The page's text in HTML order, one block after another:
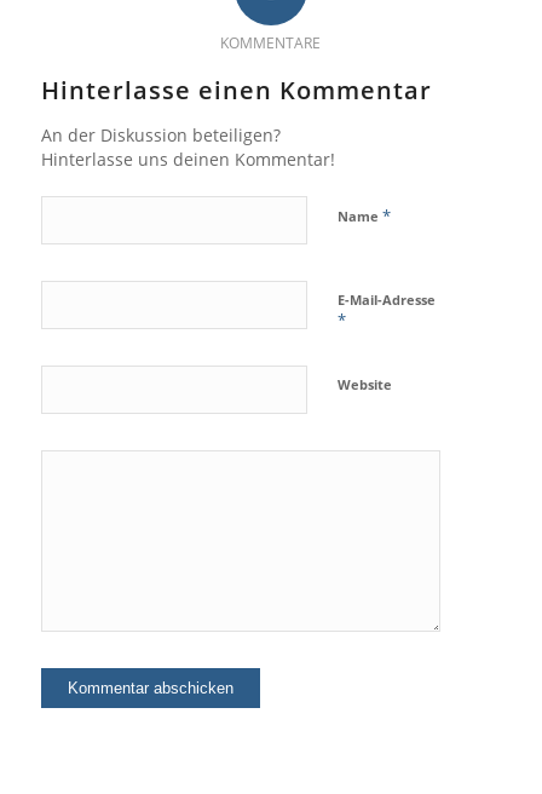
KOMMENTARE
Hinterlasse einen Kommentar
An der Diskussion beteiligen?
Hinterlasse uns deinen Kommentar!
Name *
E-Mail-Adresse
*
Website